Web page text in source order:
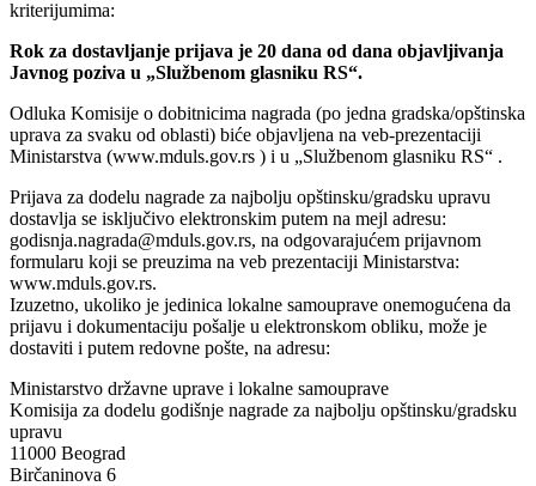
kriterijumima:
Rok za dostavljanje prijava je 20 dana od dana objavljivanja
Javnog poziva u „Službenom glasniku RS“.
Odluka Komisije o dobitnicima nagrada (po jedna gradska/opštinska
uprava za svaku od oblasti) biće objavljena na veb-prezentaciji
Ministarstva (www.mduls.gov.rs ) i u „Službenom glasniku RS“ .
Prijava za dodelu nagrade za najbolju opštinsku/gradsku upravu
dostavlja se isključivo elektronskim putem na mejl adresu:
godisnja.nagrada@mduls.gov.rs, na odgovarajućem prijavnom
formularu koji se preuzima na veb prezentaciji Ministarstva:
www.mduls.gov.rs.
Izuzetno, ukoliko je jedinica lokalne samouprave onemogućena da
prijavu i dokumentaciju pošalje u elektronskom obliku, može je
dostaviti i putem redovne pošte, na adresu:
Ministarstvo državne uprave i lokalne samouprave
Komisija za dodelu godišnje nagrade za najbolju opštinsku/gradsku
upravu
11000 Beograd
Birčaninova 6